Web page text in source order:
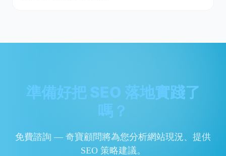
準備好把 SEO 落地實踐了
嗎？
免費諮詢 — 奇寶顧問將為您分析網站現況、提供
SEO 策略建議。